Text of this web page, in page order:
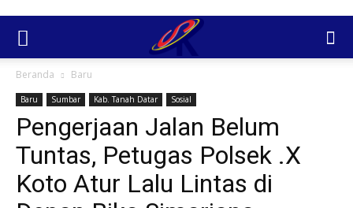
Beranda Baru
Baru Sumbar Kab. Tanah Datar Sosial
Pengerjaan Jalan Belum
Tuntas, Petugas Polsek .X
Koto Atur Lalu Lintas di